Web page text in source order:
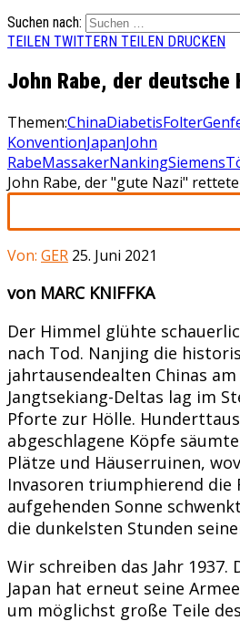
Suchen nach:
TEILEN TWITTERN TEILEN DRUCKEN
John Rabe, der deutsche
Themen:ChinaDiabetisFolter
KonventionJapanJohn
RabeMassakerNankingSiemens
John Rabe, der "gute Nazi"
Von: GER 25. Juni 2021
von MARC KNIFFKA
Der Himmel glühte
nach Tod. Nanjing die
jahrtausendealten Chinas am
Jangtsekiang-Deltas lag im
Pforte zur Hölle.
abgeschlagene Köpfe
Plätze und Häuserruinen,
Invasoren triumphierend die
aufgehenden Sonne
die dunkelsten Stunden
Wir schreiben das Jahr 1937.
Japan hat erneut seine
um möglichst große Teile